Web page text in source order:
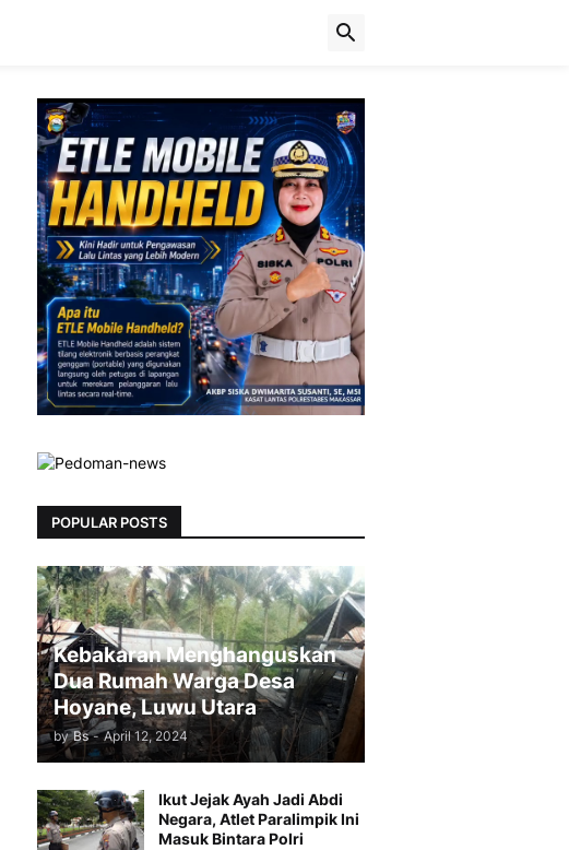
POPULAR POSTS
Kebakaran Menghanguskan
Dua Rumah Warga Desa
Hoyane, Luwu Utara
by Bs - April 12, 2024
Ikut Jejak Ayah Jadi Abdi
Negara, Atlet Paralimpik Ini
Masuk Bintara Polri